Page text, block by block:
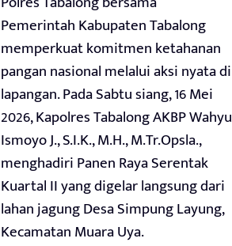
Pemerintah Kabupaten Tabalong
memperkuat komitmen ketahanan
pangan nasional melalui aksi nyata di
lapangan. Pada Sabtu siang, 16 Mei
2026, Kapolres Tabalong AKBP Wahyu
Ismoyo J., S.I.K., M.H., M.Tr.Opsla.,
menghadiri Panen Raya Serentak
Kuartal II yang digelar langsung dari
lahan jagung Desa Simpung Layung,
Kecamatan Muara Uya.